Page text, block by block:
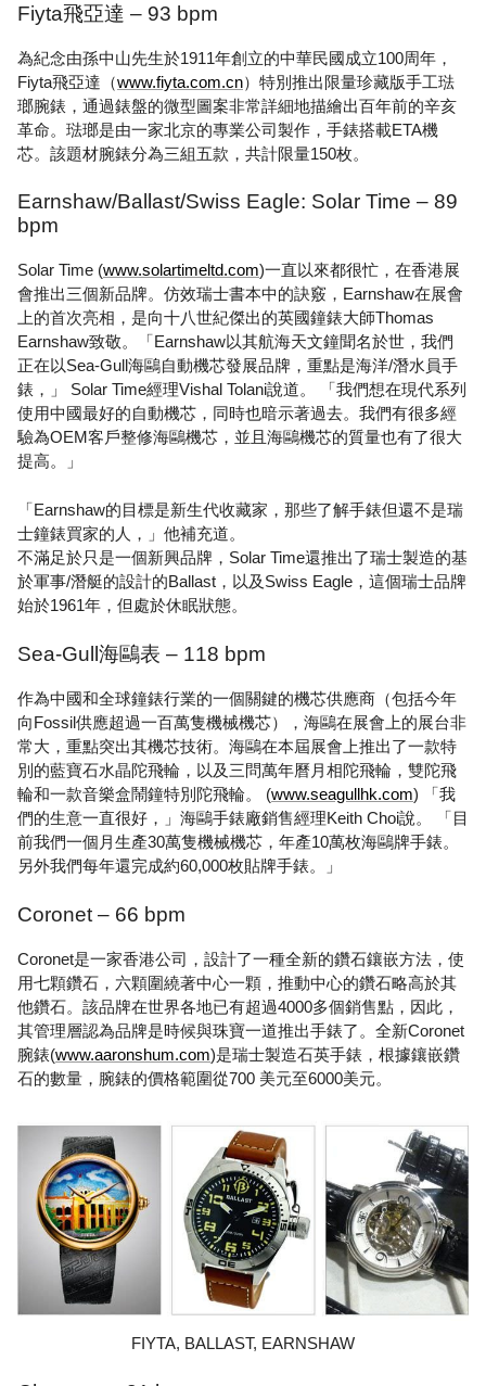
Fiyta飛亞達 – 93 bpm
為紀念由孫中山先生於1911年創立的中華民國成立100周年，
Fiyta飛亞達（www.fiyta.com.cn）特別推出限量珍藏版手工琺
瑯腕錶，通過錶盤的微型圖案非常詳細地描繪出百年前的辛亥
革命。琺瑯是由一家北京的專業公司製作，手錶搭載ETA機
芯。該題材腕錶分為三組五款，共計限量150枚。
Earnshaw/Ballast/Swiss Eagle: Solar Time – 89
bpm
Solar Time (www.solartimeltd.com)一直以來都很忙，在香港展
會推出三個新品牌。仿效瑞士書本中的訣竅，Earnshaw在展會
上的首次亮相，是向十八世紀傑出的英國鐘錶大師Thomas
Earnshaw致敬。「Earnshaw以其航海天文鐘聞名於世，我們
正在以Sea-Gull海鷗自動機芯發展品牌，重點是海洋/潛水員手
錶，」 Solar Time經理Vishal Tolani說道。 「我們想在現代系列
使用中國最好的自動機芯，同時也暗示著過去。我們有很多經
驗為OEM客戶整修海鷗機芯，並且海鷗機芯的質量也有了很大
提高。」
「Earnshaw的目標是新生代收藏家，那些了解手錶但還不是瑞
士鐘錶買家的人，」他補充道。
不滿足於只是一個新興品牌，Solar Time還推出了瑞士製造的基
於軍事/潛艇的設計的Ballast，以及Swiss Eagle，這個瑞士品牌
始於1961年，但處於休眠狀態。
Sea-Gull海鷗表 – 118 bpm
作為中國和全球鐘錶行業的一個關鍵的機芯供應商（包括今年
向Fossil供應超過一百萬隻機械機芯），海鷗在展會上的展台非
常大，重點突出其機芯技術。海鷗在本屆展會上推出了一款特
別的藍寶石水晶陀飛輪，以及三問萬年曆月相陀飛輪，雙陀飛
輪和一款音樂盒鬧鐘特別陀飛輪。 (www.seagullhk.com) 「我
們的生意一直很好，」海鷗手錶廠銷售經理Keith Choi說。 「目
前我們一個月生產30萬隻機械機芯，年產10萬枚海鷗牌手錶。
另外我們每年還完成約60,000枚貼牌手錶。」
Coronet – 66 bpm
Coronet是一家香港公司，設計了一種全新的鑽石鑲嵌方法，使
用七顆鑽石，六顆圍繞著中心一顆，推動中心的鑽石略高於其
他鑽石。該品牌在世界各地已有超過4000多個銷售點，因此，
其管理層認為品牌是時候與珠寶一道推出手錶了。全新Coronet
腕錶(www.aaronshum.com)是瑞士製造石英手錶，根據鑲嵌鑽
石的數量，腕錶的價格範圍從700 美元至6000美元。
FIYTA, BALLAST, EARNSHAW